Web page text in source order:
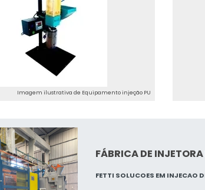
Imagem ilustrativa de Equipamento injeção PU
FÁBRICA DE
FETTI SOLUCOES EM INJECAO